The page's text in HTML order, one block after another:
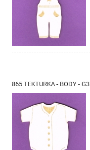
865 TEKTURKA - BODY - G3